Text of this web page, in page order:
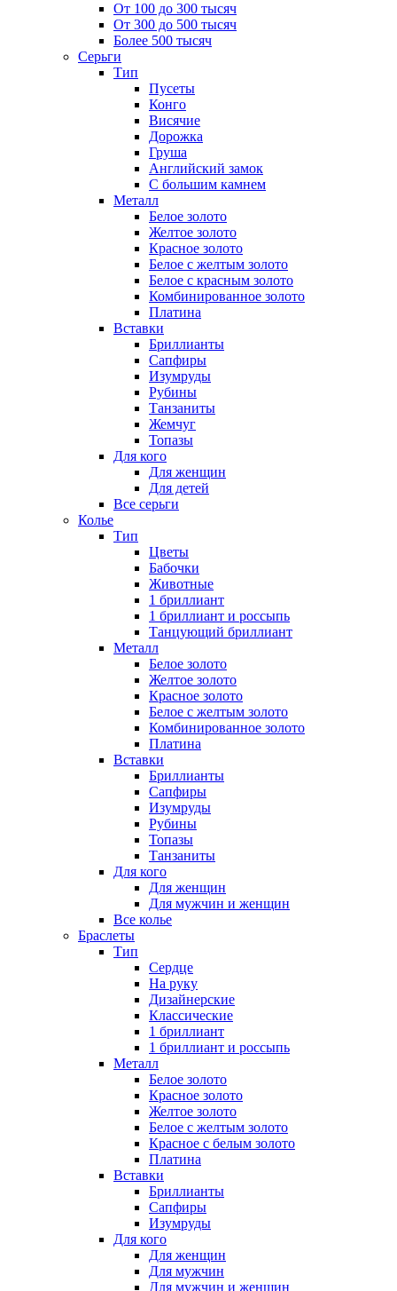
От 100 до 300 тысяч
От 300 до 500 тысяч
Более 500 тысяч
Серьги
Тип
Пусеты
Конго
Висячие
Дорожка
Груша
Английский замок
С большим камнем
Металл
Белое золото
Желтое золото
Красное золото
Белое с желтым золото
Белое с красным золото
Комбинированное золото
Платина
Вставки
Бриллианты
Сапфиры
Изумруды
Рубины
Танзаниты
Жемчуг
Топазы
Для кого
Для женщин
Для детей
Все серьги
Колье
Тип
Цветы
Бабочки
Животные
1 бриллиант
1 бриллиант и россыпь
Танцующий бриллиант
Металл
Белое золото
Желтое золото
Красное золото
Белое с желтым золото
Комбинированное золото
Платина
Вставки
Бриллианты
Сапфиры
Изумруды
Рубины
Топазы
Танзаниты
Для кого
Для женщин
Для мужчин и женщин
Все колье
Браслеты
Тип
Сердце
На руку
Дизайнерские
Классические
1 бриллиант
1 бриллиант и россыпь
Металл
Белое золото
Красное золото
Желтое золото
Белое с желтым золото
Красное с белым золото
Платина
Вставки
Бриллианты
Сапфиры
Изумруды
Для кого
Для женщин
Для мужчин
Для мужчин и женщин